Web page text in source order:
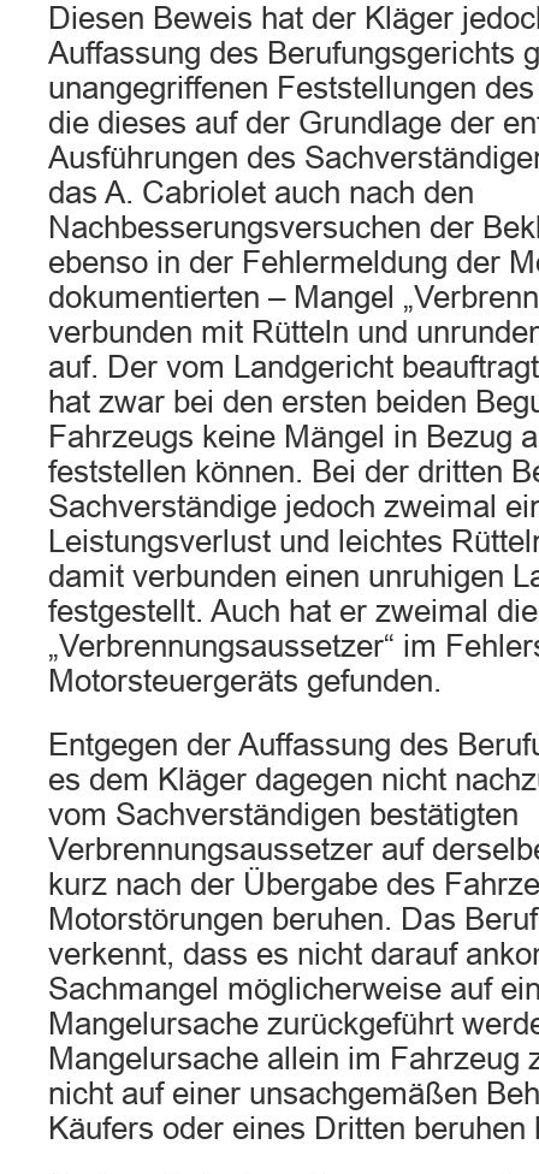
Diesen Beweis hat der Kläger
Auffassung des Berufungsgerichts
unangegriffenen Feststellungen
die dieses auf der Grundlage der
Ausführungen des
das A. Cabriolet auch nach den
Nachbesserungsversuchen der
ebenso in der Fehlermeldung der
dokumentierten – Mangel
verbunden mit Rütteln und
auf. Der vom Landgericht
hat zwar bei den ersten beiden
Fahrzeugs keine Mängel in Bezug
feststellen können. Bei der dritten
Sachverständige jedoch zweimal
Leistungsverlust und leichtes
damit verbunden einen unruhigen
festgestellt. Auch hat er zweimal
„Verbrennungsaussetzer“ im
Motorsteuergeräts gefunden.
Entgegen der Auffassung des
es dem Kläger dagegen nicht
vom Sachverständigen bestätigten
Verbrennungsaussetzer auf
kurz nach der Übergabe des
Motorstörungen beruhen. Das
verkennt, dass es nicht darauf
Sachmangel möglicherweise auf
Mangelursache zurückgeführt
Mangelursache allein im Fahrzeug
nicht auf einer unsachgemäßen
Käufers oder eines Dritten